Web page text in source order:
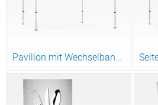
Pavillon mit Wechselbanner, System und Druck